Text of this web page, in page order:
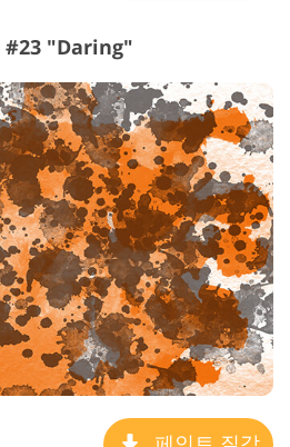
#23 "Daring"